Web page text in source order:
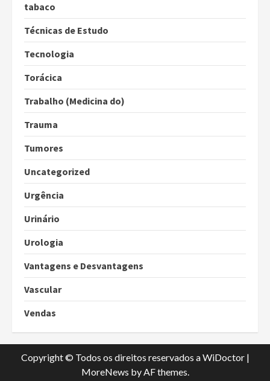
tabaco
Técnicas de Estudo
Tecnologia
Torácica
Trabalho (Medicina do)
Trauma
Tumores
Uncategorized
Urgência
Urinário
Urologia
Vantagens e Desvantagens
Vascular
Vendas
Copyright © Todos os direitos reservados a WiDoctor |
MoreNews by AF themes.